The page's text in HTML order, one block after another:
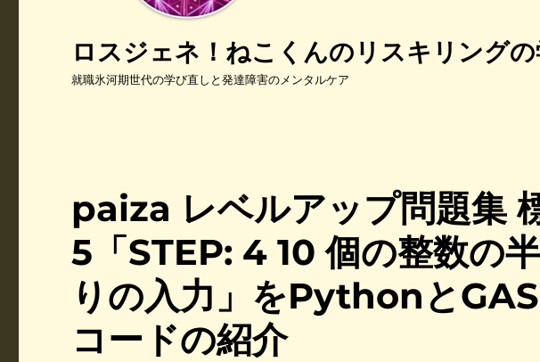
ロスジェネ！ねこくんのリスキリング
就職氷河期世代の学び直しと発達障害のメンタルケア
paiza レベルアップ問題集
5「STEP: 4 10 個の整数の
りの入力」をPythonと
コードの紹介